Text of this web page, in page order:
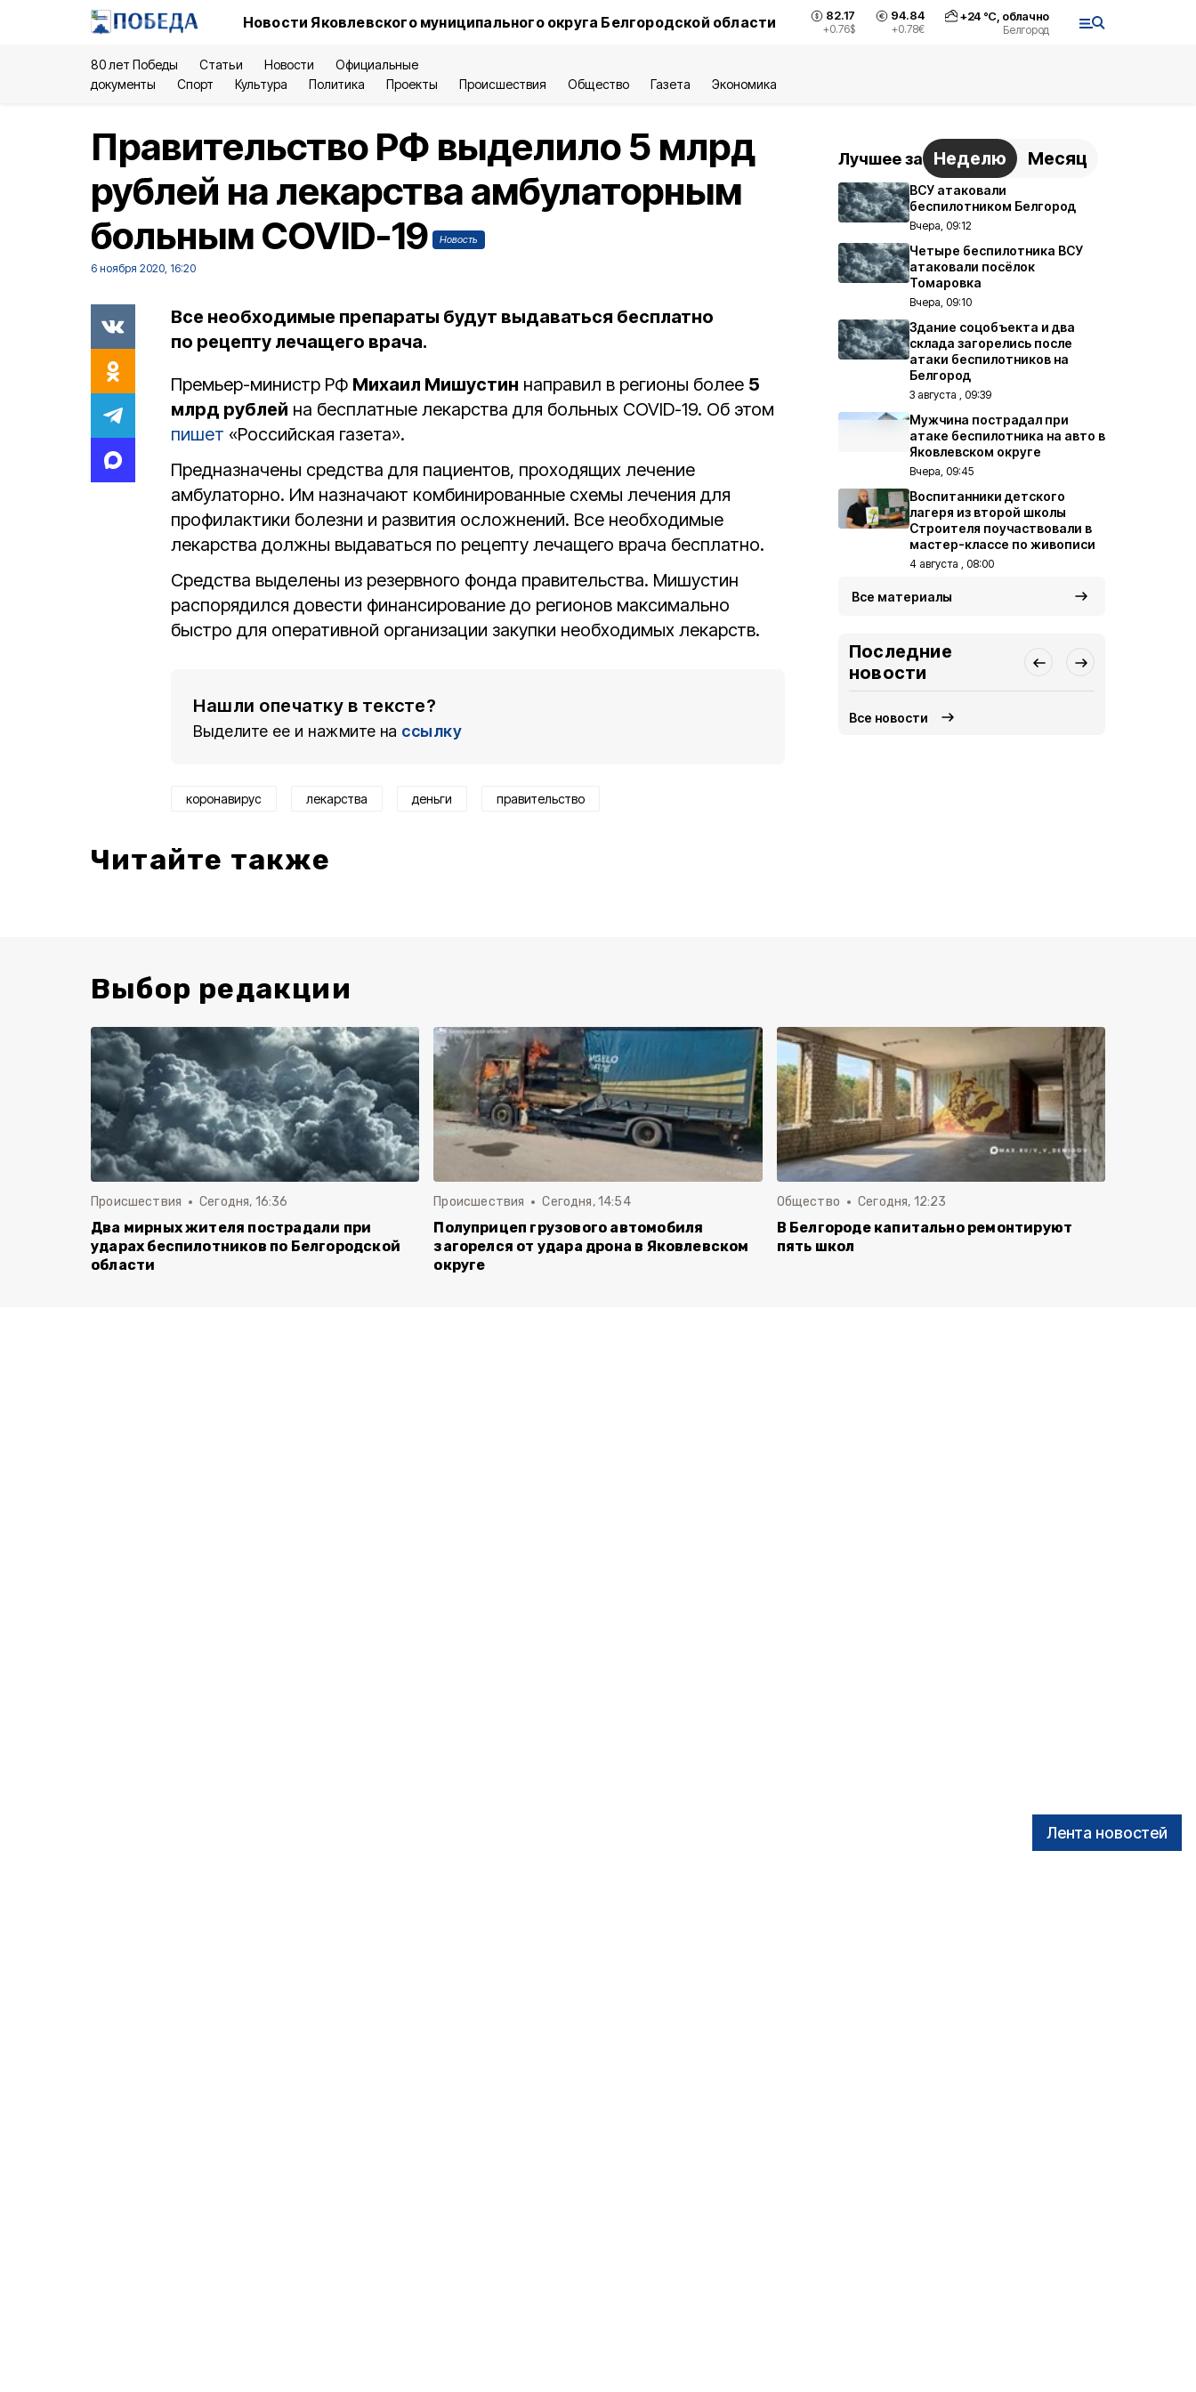
Новости Яковлевского муниципального округа Белгородской области 82.17
+0.76$
94.84
+0.78€
+24°С, облачно
Белгород
80 лет Победы Статьи Новости
Официальные
документы
Спорт Культура Политика Проекты Происшествия Общество Газета Экономика
Лента новостей
Правительство РФ выделило 5 млрд
рублей на лекарства амбулаторным
больным COVID-19
Новость
6 ноября 2020, 16:20
Все необходимые препараты будут выдаваться бесплатно
по рецепту лечащего врача.
Премьер-министр РФ Михаил Мишустин направил в регионы более 5
млрд рублей на бесплатные лекарства для больных COVID-19. Об этом
пишет «Российская газета».
Предназначены средства для пациентов, проходящих лечение
амбулаторно. Им назначают комбинированные схемы лечения для
профилактики болезни и развития осложнений. Все необходимые
лекарства должны выдаваться по рецепту лечащего врача бесплатно.
Средства выделены из резервного фонда правительства. Мишустин
распорядился довести финансирование до регионов максимально
быстро для оперативной организации закупки необходимых лекарств.
Нашли опечатку в тексте?
Выделите ее и нажмите на ссылку
коронавирус лекарства деньги правительство
Читайте также
Лучшее за Неделю Месяц
ВСУ атаковали
беспилотником Белгород
Вчера, 09:12
Четыре беспилотника ВСУ
атаковали посёлок
Томаровка
Вчера, 09:10
Здание соцобъекта и два
склада загорелись после
атаки беспилотников на
Белгород
3 августа , 09:39
Мужчина пострадал при
атаке беспилотника на авто в
Яковлевском округе
Вчера, 09:45
Воспитанники детского
лагеря из второй школы
Строителя поучаствовали в
мастер-классе по живописи
4 августа , 08:00
Все материалы
Последние
новости
Все новости
Выбор редакции
Происшествия Сегодня, 16:36
Два мирных жителя пострадали при
ударах беспилотников по Белгородской
области
Происшествия Сегодня, 14:54
Полуприцеп грузового автомобиля
загорелся от удара дрона в Яковлевском
округе
Общество Сегодня, 12:23
В Белгороде капитально ремонтируют
пять школ